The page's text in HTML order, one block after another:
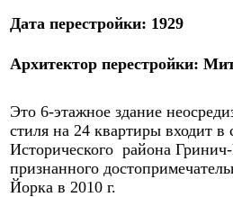
Дата перестройки: 1929
Архитектор перестройки:
Это 6-этажное здание
стиля на 24 квартиры входит в
Исторического района
признанного
Йорка в 2010 г.